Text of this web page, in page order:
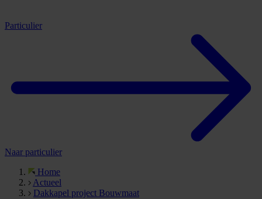
Particulier
Naar particulier
Home
Actueel
Dakkapel project Bouwmaat